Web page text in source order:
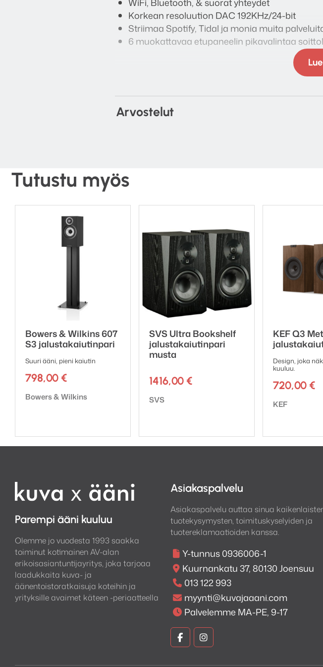
WiFi, Bluetooth, & suorat yhteydet
Korkean resoluution DAC 192KHz/24-bit
Striimaa Spotify, Tidal ja monia muita
6 muokattavaa etupaneelin pikavalintaa
Taajuusavste: 52Hz – 25kHz (±3 dB)
Elementit:
tunnistavat subwooferin
Mitat (H x W x D):
Paino: Aktiivikaiutin 4.33kg, passiivikaiutin
Arvostelut
Tutustu myös
Bowers & Wilkins 607
S3 jalustakaiutinpari
Suuri ääni, pieni kaiutin
798,00 €
Tuotemerkki:
Bowers & Wilkins
SVS Ultra Bookshelf
jalustakaiutinpari
musta
1416,00 €
Tuotemerkki:
SVS
KEF Q3
Design, joka
kuuluu.
720,00 €
Tuotemerkki:
KEF
Parempi ääni kuuluu
Olemme jo vuodesta 1993 saakka
toiminut kotimainen AV-alan
erikoisasiantuntijayritys, joka tarjoaa
laadukkaita kuva- ja
äänentoistoratkaisuja koteihin ja
yrityksille avaimet käteen -periaatteella
Asiakaspalvelu
Asiakaspalvelu auttaa sinua
tuotekysymysten, toimituskyselyiden ja
tuotereklamaatioiden kanssa.
Y-tunnus 0936006-1
Kuurnankatu 37, 80130 Joensuu
013 122 993
myynti@kuvajaaani.com
Palvelemme MA-PE, 9-17
KuvaKuva